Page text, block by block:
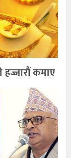
हज्जारौं कमाए